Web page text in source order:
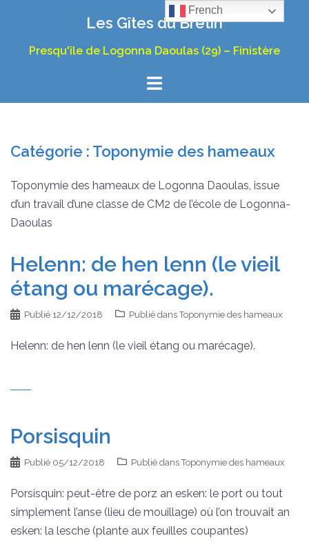
contenu
Les Gîtes du Bretin
Presqu'île de Logonna Daoulas (29) – Finistère
Catégorie : Toponymie des hameaux
Toponymie des hameaux de Logonna Daoulas, issue
d’un travail d’une classe de CM2 de l’école de Logonna-
Daoulas
Helenn: de hen lenn (le vieil
étang ou marécage).
Publié 12/12/2018 Publié dansToponymie des hameaux
Helenn: de hen lenn (le vieil étang ou marécage).
Porsisquin
Publié 05/12/2018 Publié dansToponymie des hameaux
Porsisquin: peut-être de porz an esken: le port ou tout
simplement l’anse (lieu de mouillage) où l’on trouvait an
esken: la lesche (plante aux feuilles coupantes)
French